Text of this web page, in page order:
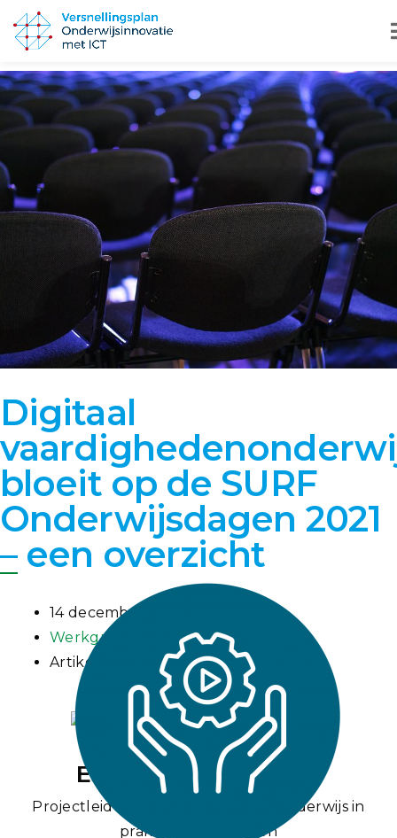
Digitaal
bloeit op de SURF
Onderwijsdagen 2021
– een overzicht
14 december 2021
Werkgroep Praktijkvaardigheden
Artikel
Esther van der Linde
Projectleider werkgroep Digitaal onderwijs in
praktijkvaardigheden